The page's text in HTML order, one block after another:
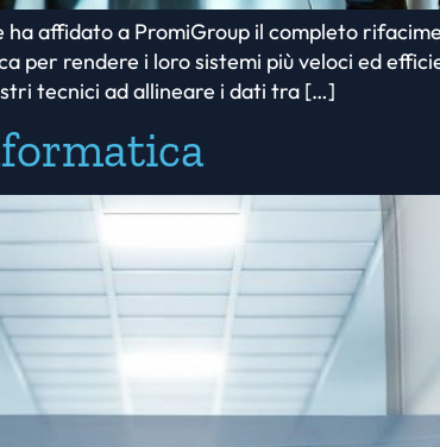
affidato a PromiGroup il completo
per rendere i loro sistemi più veloci ed
tecnici ad allineare i dati tra […]